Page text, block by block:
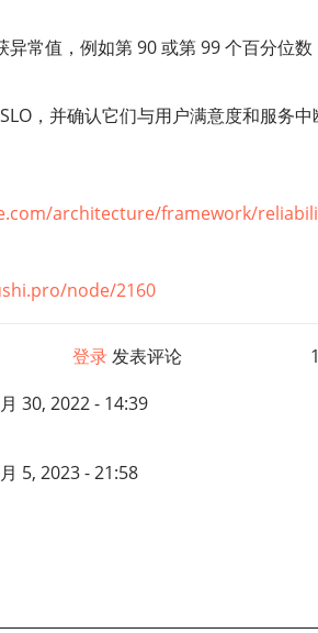
异常值，例如第 90 或第 99 个百分位
，并确认它们与用户满意度和服务
architecture/framework/
node/2160
登录发表评论
30, 2022 - 14:39
5, 2023 - 21:58